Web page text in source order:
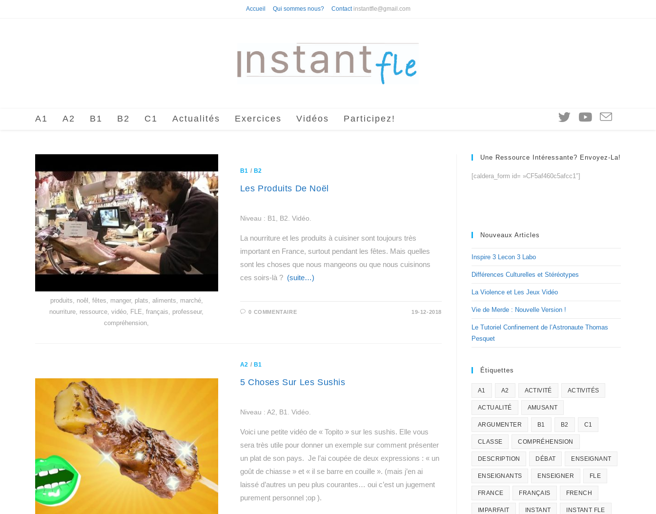
Accueil Qui sommes nous? Contact instantfle@gmail.com
A1 A2 B1 B2 C1 Actualités Exercices Vidéos Participez!
produits, noêl, fêtes, manger, plats, aliments, marché,
nourriture, ressource, vidéo, FLE, français, professeur,
compréhension,
B1 / B2
Les Produits De Noël
Niveau : B1, B2. Vidéo.
La nourriture et les produits à cuisiner sont toujours très
important en France, surtout pendant les fêtes. Mais quelles
sont les choses que nous mangeons ou que nous cuisinons
ces soirs-là ? (suite…)
0 COMMENTAIRE 19-12-2018
A2 / B1
5 Choses Sur Les Sushis
Niveau : A2, B1. Vidéo.
Voici une petite vidéo de « Topito » sur les sushis. Elle vous
sera très utile pour donner un exemple sur comment présenter
un plat de son pays. Je l’ai coupée de deux expressions : « un
goût de chiasse » et « il se barre en couille ». (mais j’en ai
laissé d’autres un peu plus courantes… oui c’est un jugement
purement personnel ;op ).
Une Ressource Intéressante? Envoyez-La!
[caldera_form id= »CF5af460c5afcc1″]
Nouveaux Articles
Inspire 3 Lecon 3 Labo
Différences Culturelles et Stéréotypes
La Violence et Les Jeux Vidéo
Vie de Merde : Nouvelle Version !
Le Tutoriel Confinement de l’Astronaute Thomas
Pesquet
Étiquettes
A1 A2 ACTIVITÉ ACTIVITÉS
ACTUALITÉ AMUSANT
ARGUMENTER B1 B2 C1
CLASSE COMPRÉHENSION
DESCRIPTION DÉBAT ENSEIGNANT
ENSEIGNANTS ENSEIGNER FLE
FRANCE FRANÇAIS FRENCH
IMPARFAIT INSTANT INSTANT FLE